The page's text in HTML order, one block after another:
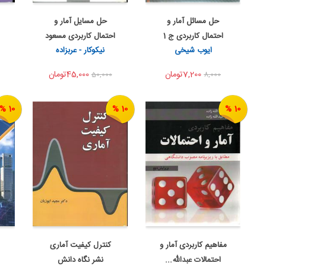
اضافه به سبد خرید
اشتراک گذاری
حل مسائل آمار و
احتمال کاربردی ج 1
ایوب ...
ایوب شیخی
8,000
اضافه به سبد خرید
اشتراک گذاری
حل مسایل آمار و
احتمال کاربردی مسعود
نی...
نیکوکار - عربزاده
50,00045,000تومان
10 %
اضافه به سبد خرید
مفاهیم کاربردی آمار و
احتمالات عبدالله...
10 %
اضافه به سبد خرید
کنترل کیفیت آماری
نشر نگاه دانش
10 %